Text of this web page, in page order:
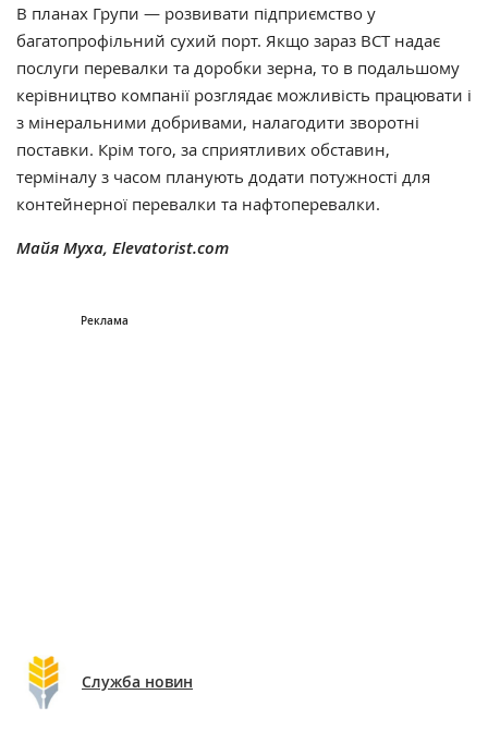
В планах Групи — розвивати підприємство у
багатопрофільний сухий порт. Якщо зараз ВСТ надає
послуги перевалки та доробки зерна, то в подальшому
керівництво компанії розглядає можливість працювати і
з мінеральними добривами, налагодити зворотні
поставки. Крім того, за сприятливих обставин,
терміналу з часом планують додати потужності для
контейнерної перевалки та нафтоперевалки.
Майя Муха, Elevatorist.com
Служба новин